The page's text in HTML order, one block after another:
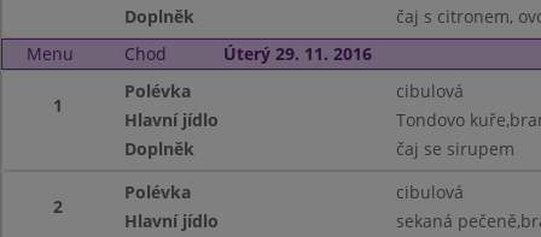
Doplněk
čaj s citronem,
Menu
Chod Úterý 29. 11. 2016
1
Polévka
cibulová
Hlavní jídlo
Tondovo
Doplněk
čaj se sirupem
2
Polévka
cibulová
Hlavní jídlo
sekaná